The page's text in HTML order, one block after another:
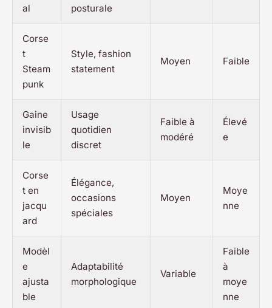
al
posturale
Corse
t
Steam
punk
Style, fashion
statement
Moyen Faible
Gaine
invisib
le
Usage
quotidien
discret
Faible à
modéré
Élevé
e
Corse
t en
jacqu
ard
Élégance,
occasions
spéciales
Moyen
Moye
nne
Modèl
e
ajusta
ble
Adaptabilité
morphologique
Variable
Faible
à
moye
nne